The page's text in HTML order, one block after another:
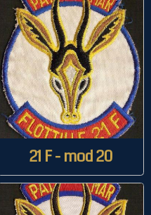
21 F - mod 20